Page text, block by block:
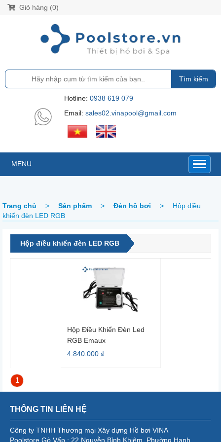
Giỏ hàng (0)
Tìm kiếm
Hotline: 0938 619 079
Email: sales02.vinapool@gmail.com
MENU
Trang chủ > Sản phẩm > Đèn hồ bơi >
Hộp điều
khiển đèn LED RGB
Hộp điều khiển đèn LED RGB
Hộp Điều Khiển Đèn Led
RGB Emaux
4.840.000 ₫
1
THÔNG TIN LIÊN HỆ
Công ty TNHH Thương mại Xây dựng Hồ bơi VINA
Poolstore Gò Vấp : 22 Nguyễn Bỉnh Khiêm, Phường Hạnh